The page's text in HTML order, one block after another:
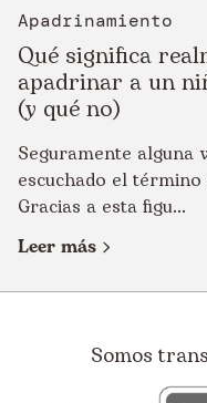
Apadrinamiento
Qué significa
apadrinar a un
(y qué no)
Seguramente alguna
escuchado el
Gracias a esta figu...
Leer más
Somos